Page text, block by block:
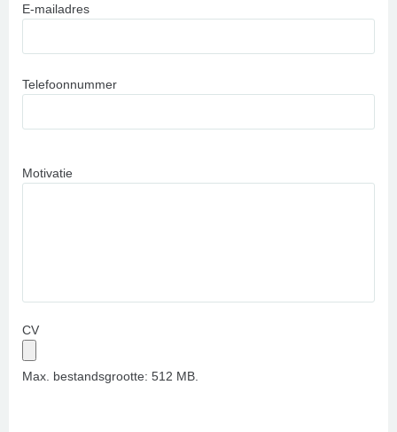
E-mailadres
Telefoonnummer
Motivatie
CV
Max. bestandsgrootte: 512 MB.